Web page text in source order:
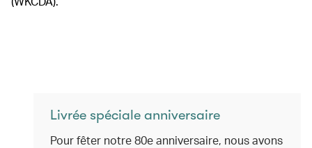
Livrée spéciale anniversaire
Pour fêter notre 80e anniversaire, nous avons